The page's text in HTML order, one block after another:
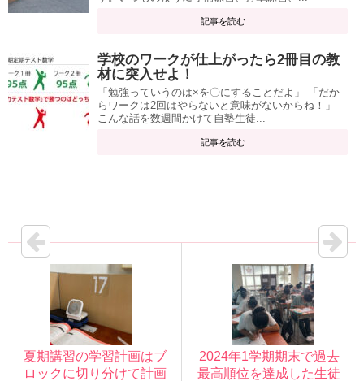
記事を読む
学校のワークが仕上がったら2冊目の教
材に突入せよ！
「勉強っていうのは×を〇にすることだよ」 「だか
らワークは2回はやらないと意味がないからね！」
こんな話を数週間かけて自塾生徒...
記事を読む
夏期講習の学習計画はブ
ロックに切り分けて計画
2024年1学期期末で過去
最高順位を達成した生徒